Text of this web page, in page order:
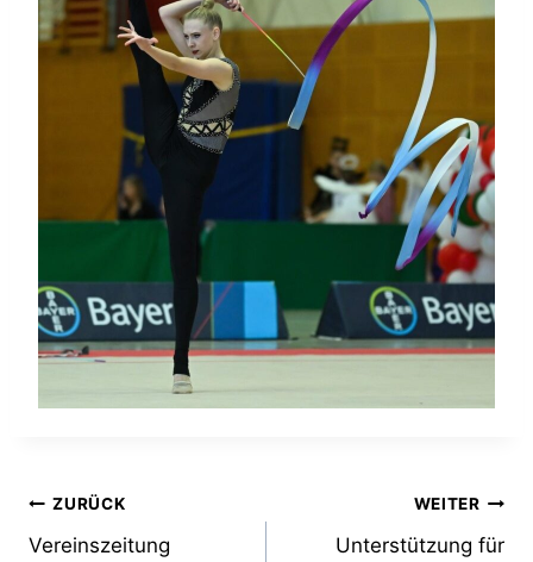
ZURÜCK
Vereinszeitung
WEITER
Unterstützung für